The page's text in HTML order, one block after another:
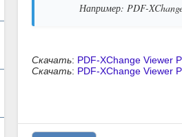
Например: PDF-
Скачать: PDF-XChange Viewer
Скачать: PDF-XChange Viewer